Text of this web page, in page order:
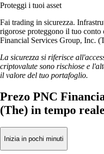
Proteggi i tuoi asset
Fai trading in sicurezza.
rigorose proteggono il tuo
Financial Services Group, Inc.
La sicurezza si riferisce
criptovalute sono rischiose e
il valore del tuo portafoglio.
Prezo PNC
(The) in tempo reale
Inizia in pochi minuti